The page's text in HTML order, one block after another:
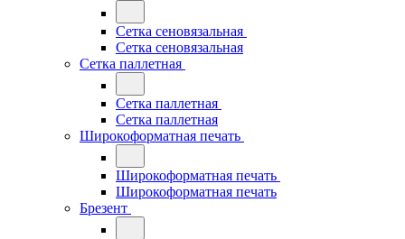
Сетка сеновязальная
Сетка сеновязальная
Сетка паллетная
Сетка паллетная
Сетка паллетная
Широкоформатная печать
Широкоформатная печать
Широкоформатная печать
Брезент